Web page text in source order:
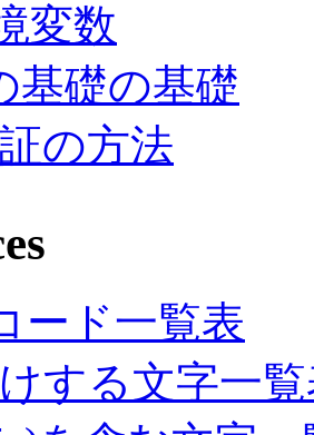
変数
基礎の基礎
の方法
ード一覧表
する文字一